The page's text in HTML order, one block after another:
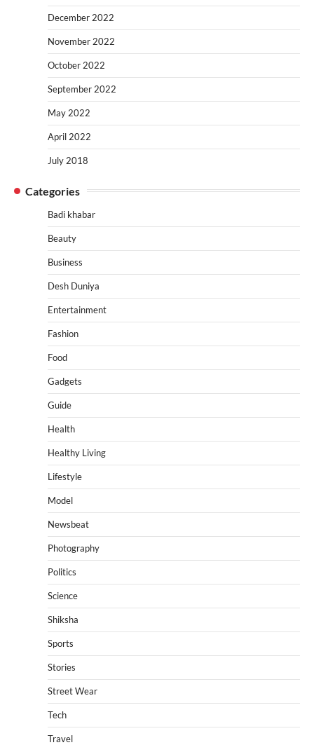
December 2022
November 2022
October 2022
September 2022
May 2022
April 2022
July 2018
Categories
Badi khabar
Beauty
Business
Desh Duniya
Entertainment
Fashion
Food
Gadgets
Guide
Health
Healthy Living
Lifestyle
Model
Newsbeat
Photography
Politics
Science
Shiksha
Sports
Stories
Street Wear
Tech
Travel